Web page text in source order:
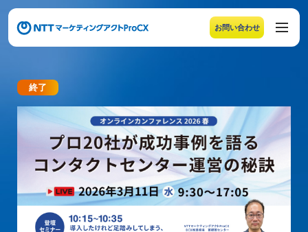
お問い合わせ
メニューの末尾です。Escape キーでメニューを閉じるこ
終了
【参加費無料オンラインイベント】プロ20社が成